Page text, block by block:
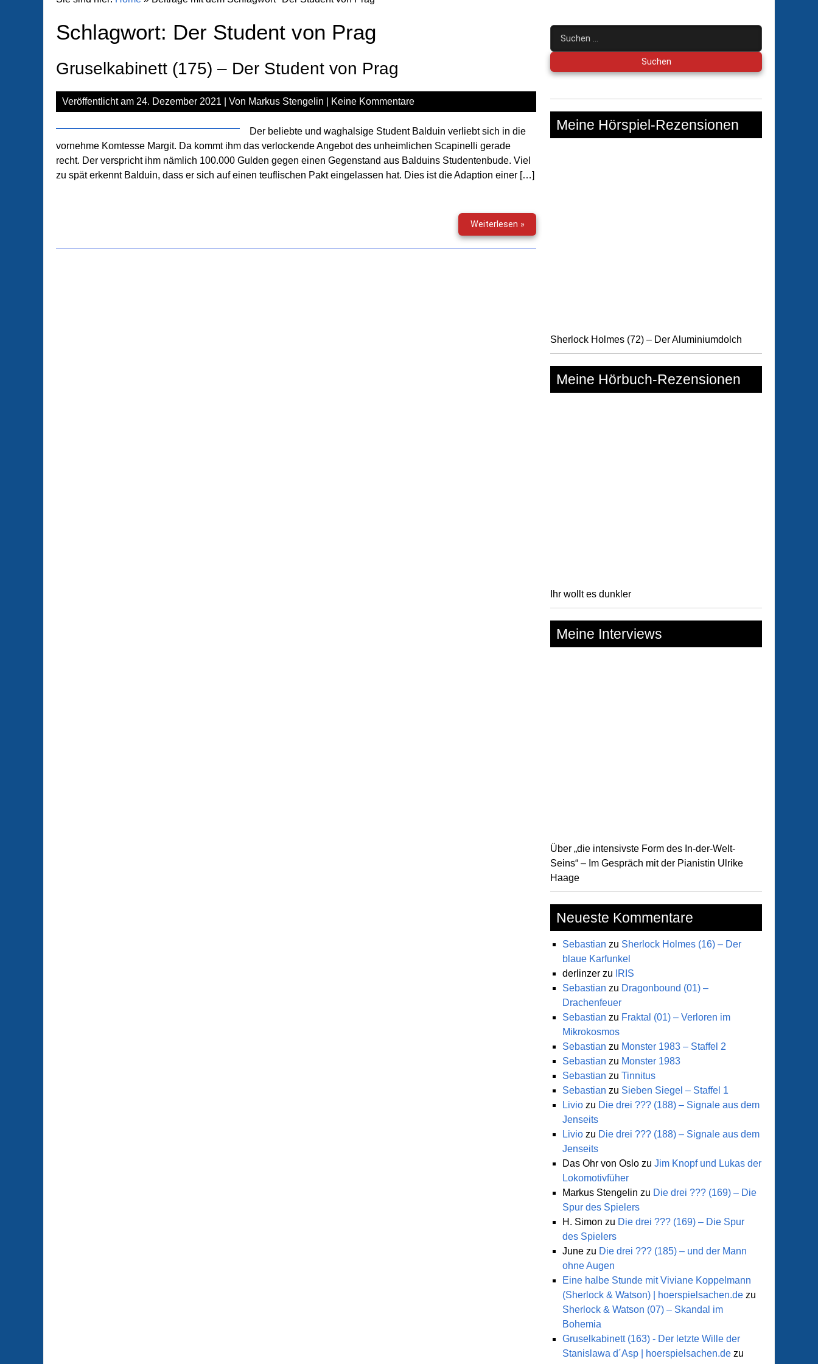
Schlagwort: Der Student von Prag
Gruselkabinett (175) – Der Student von Prag
Veröffentlicht am 24. Dezember 2021 | Von Markus Stengelin Keine Kommentare
Der beliebte und waghalsige Student Balduin verliebt sich in die
vornehme Komtesse Margit. Da kommt ihm das verlockende Angebot des unheimlichen Scapinelli gerade
recht. Der verspricht ihm nämlich 100.000 Gulden gegen einen Gegenstand aus Balduins Studentenbude. Viel
zu spät erkennt Balduin, dass er sich auf einen teuflischen Pakt eingelassen hat. Dies ist die Adaption einer […]
Weiterlesen »Gruselkabinett
(175)
–
Suchen
nach:
Meine Hörspiel-Rezensionen
Sherlock Holmes (72) – Der Aluminiumdolch
Meine Hörbuch-Rezensionen
Ihr wollt es dunkler
Meine Interviews
Über „die intensivste Form des In-der-Welt-
Seins“ – Im Gespräch mit der Pianistin Ulrike
Haage
Neueste Kommentare
Sebastian zu Sherlock Holmes (16) – Der
blaue Karfunkel
derlinzer zu
IRIS
Sebastian zu Dragonbound (01) –
Drachenfeuer
Sebastian zu Fraktal (01) – Verloren im
Mikrokosmos
Sebastian zu Monster 1983 – Staffel 2
Sebastian zu Monster 1983
Sebastian zu Tinnitus
Sebastian zu Sieben Siegel – Staffel 1
Livio zu Die drei ??? (188) – Signale aus dem
Jenseits
Livio zu Die drei ??? (188) – Signale aus dem
Jenseits
Das Ohr von Oslo zu Jim Knopf und Lukas der
Lokomotivfüher
Markus Stengelin zu Die drei ??? (169) – Die
Spur des Spielers
H. Simon zu Die drei ??? (169) – Die Spur
des Spielers
June zu Die drei ??? (185) – und der Mann
ohne Augen
Eine halbe Stunde mit Viviane Koppelmann
(Sherlock & Watson) | hoerspielsachen.de zu
Sherlock & Watson (07) – Skandal im
Bohemia
Gruselkabinett (163) - Der letzte Wille der
Stanislawa d´Asp | hoerspielsachen.de zu